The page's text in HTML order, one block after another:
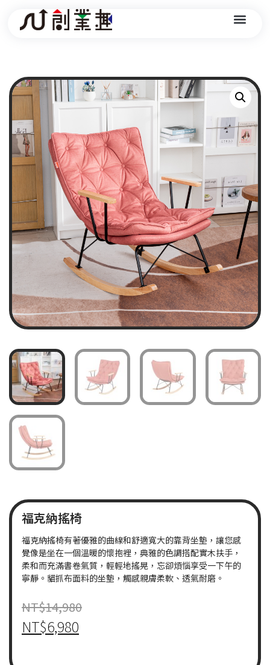
福克納搖椅
福克納搖椅有著優雅的曲線和舒適寬大的靠背坐墊，讓您感
覺像是坐在一個溫暖的懷抱裡，典雅的色調搭配實木扶手，
柔和而充滿書卷氣質，輕輕地搖晃，忘卻煩惱享受一下午的
寧靜。貓抓布面料的坐墊，觸感親膚柔軟、透氣耐磨。
NT$14,980
NT$6,980